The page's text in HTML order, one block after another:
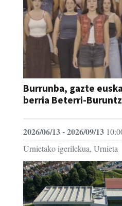
Burrunba, gazte
berria Beterri-
2026/06/13 - 2026/09/13
Urnietako igerilekua, Urnieta